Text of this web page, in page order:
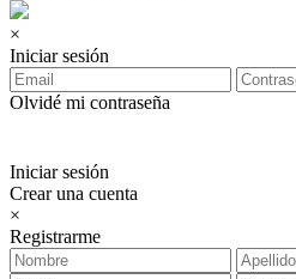
×
Iniciar sesión
Olvidé mi contraseña
Iniciar sesión
Crear una cuenta
×
Registrarme